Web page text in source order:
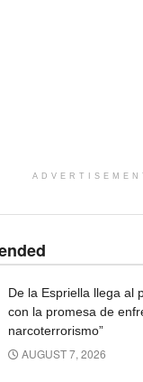
De la Espriella llega al
con la promesa de
narcoterrorismo”
AUGUST 7, 2026